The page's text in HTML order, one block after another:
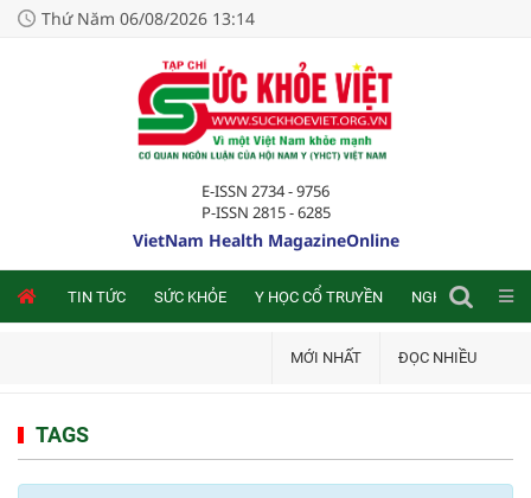
Thứ Năm 06/08/2026 13:14
E-ISSN 2734 - 9756
P-ISSN 2815 - 6285
VietNam Health MagazineOnline
TIN TỨC SỨC KHỎE Y HỌC CỔ TRUYỀN NGHIÊN CỨU
MỚI NHẤT ĐỌC NHIỀU
TAGS